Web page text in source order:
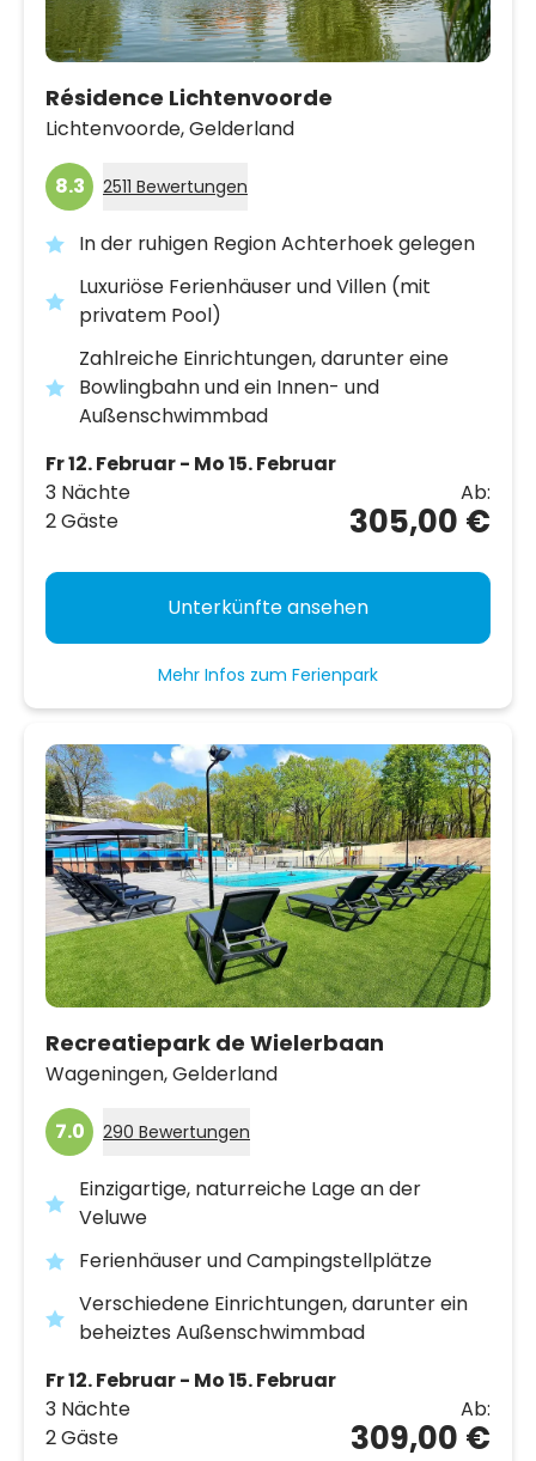
Résidence Lichtenvoorde
Lichtenvoorde,Gelderland
8.3 2511 Bewertungen
In der ruhigen Region Achterhoek gelegen
Luxuriöse Ferienhäuser und Villen (mit
privatem Pool)
Zahlreiche Einrichtungen, darunter eine
Bowlingbahn und ein Innen- und
Außenschwimmbad
Fr 12. Februar - Mo 15. Februar
3 Nächte
2 Gäste
Ab:
305,00 €
Unterkünfte ansehen
Mehr Infos zum Ferienpark
Recreatiepark de Wielerbaan
Wageningen,Gelderland
7.0 290 Bewertungen
Einzigartige, naturreiche Lage an der
Veluwe
Ferienhäuser und Campingstellplätze
Verschiedene Einrichtungen, darunter ein
beheiztes Außenschwimmbad
Fr 12. Februar - Mo 15. Februar
3 Nächte
2 Gäste
Ab:
309,00 €